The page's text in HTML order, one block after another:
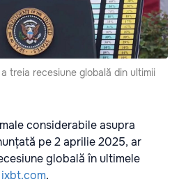
treia recesiune globală din ultimii
considerabile asupra
pe 2 aprilie 2025, ar
globală în ultimele
ixbt.com.